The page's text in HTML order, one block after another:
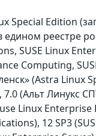
Special Edition
едином реестре
SUSE Linux
Computing,
(Astra Linux
(Альт Линукс
Linux
12 SP3